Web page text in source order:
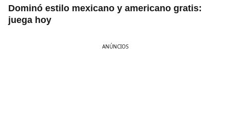
Dominó estilo mexicano y americano gratis:
juega hoy
ANÚNCIOS